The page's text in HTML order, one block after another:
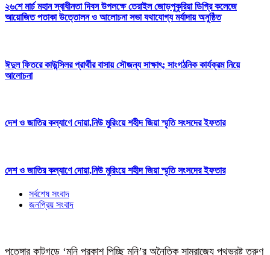
২৬শে মার্চ মহান স্বাধীনতা দিবস উপলক্ষে তেরাইল জোড়পুকুরিয়া ডিগ্রি কলেজে
আয়োজিত পতাকা উত্তোলন ও আলোচনা সভা যথাযোগ্য মর্যাদায় অনুষ্ঠিত
ঈদুল ফিতরে কাউন্সিলর প্রার্থীর বাসায় সৌজন্য সাক্ষাৎ; সাংগঠনিক কার্যক্রম নিয়ে
আলোচনা
দেশ ও জাতির কল্যাণে দোয়া,নিউ মুরিংয়ে শহীদ জিয়া স্মৃতি সংসদের ইফতার
দেশ ও জাতির কল্যাণে দোয়া,নিউ মুরিংয়ে শহীদ জিয়া স্মৃতি সংসদের ইফতার
সর্বশেষ সংবাদ
জনপ্রিয় সংবাদ
পতেঙ্গার কাটগড়ে ‘মনি প্রকাশ পিচ্ছি মনি’র অনৈতিক সাম্রাজ্যে পথভ্রষ্ট তরুণ